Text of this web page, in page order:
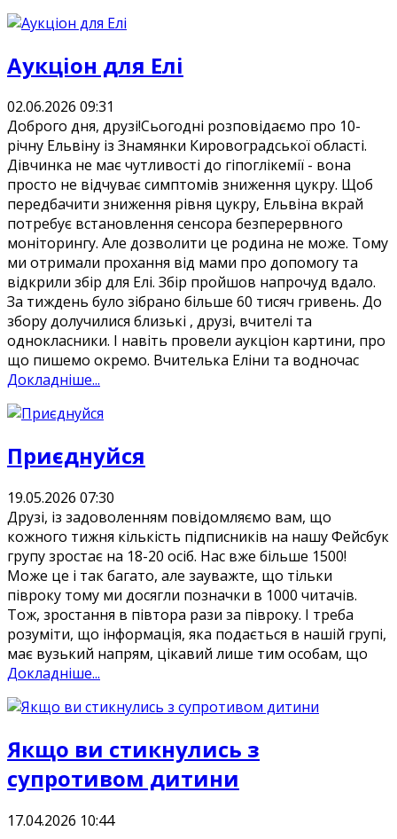
Аукціон для Елі
02.06.2026 09:31
Доброго дня, друзі!Сьогодні розповідаємо про 10-
річну Ельвіну із Знамянки Кировоградської області.
Дівчинка не має чутливості до гіпоглікемії - вона
просто не відчуває симптомів зниження цукру. Щоб
передбачити зниження рівня цукру, Ельвіна вкрай
потребує встановлення сенсора безперервного
моніторингу. Але дозволити це родина не може. Тому
ми отримали прохання від мами про допомогу та
відкрили збір для Елі. Збір пройшов напрочуд вдало.
За тиждень було зібрано більше 60 тисяч гривень. До
збору долучилися близькі , друзі, вчителі та
однокласники. І навіть провели аукціон картини, про
що пишемо окремо. Вчителька Еліни та водночас
Докладніше...
Приєднуйся
19.05.2026 07:30
Друзі, із задоволенням повідомляємо вам, що
кожного тижня кількість підписників на нашу Фейсбук
групу зростає на 18-20 осіб. Нас вже більше 1500!
Може це і так багато, але зауважте, що тільки
півроку тому ми досягли позначки в 1000 читачів.
Тож, зростання в півтора рази за півроку. І треба
розуміти, що інформація, яка подається в нашій групі,
має вузький напрям, цікавий лише тим особам, що
Докладніше...
Якщо ви стикнулись з
супротивом дитини
17.04.2026 10:44